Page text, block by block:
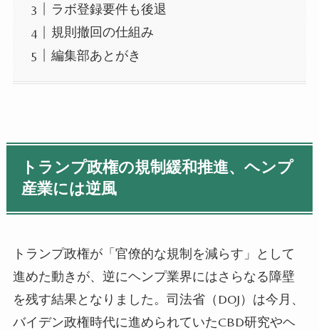
ラボ登録要件も後退
規則撤回の仕組み
編集部あとがき
トランプ政権の規制緩和推進、ヘンプ
産業には逆風
トランプ政権が「官僚的な規制を減らす」として
進めた動きが、逆にヘンプ業界にはさらなる障壁
を残す結果となりました。司法省（DOJ）は今月、
バイデン政権時代に進められていたCBD研究やヘ